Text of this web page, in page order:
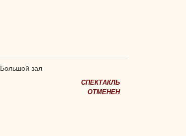
Большой зал
СПЕКТАКЛЬ
ОТМЕНЕН